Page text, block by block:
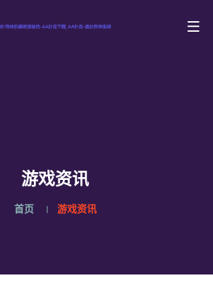
游戏资讯
首页 游戏资讯